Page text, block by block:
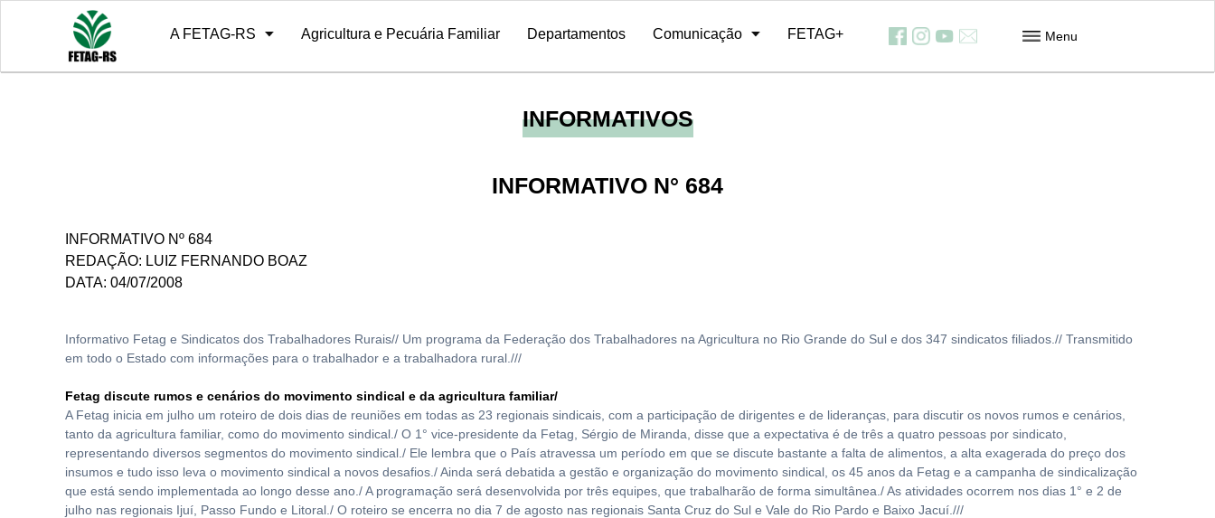
A FETAG-RS
Sobre Diretoria Estrutura História Ex-presidentes Quadro Funcional Regionais
Agricultura e Pecuária Familiar Departamentos Comunicação
10º Grito de Alerta Notícias Relatório de atividades Programa de Rádio Galeria de Fotos Informativos Contato
FETAG+ Menu
INFORMATIVOS
INFORMATIVO N° 684
INFORMATIVO Nº 684
REDAÇÃO: LUIZ FERNANDO BOAZ
DATA: 04/07/2008
Informativo Fetag e Sindicatos dos Trabalhadores Rurais// Um programa da Federação dos Trabalhadores na Agricultura no Rio Grande do Sul e dos 347 sindicatos filiados.// Transmitido
em todo o Estado com informações para o trabalhador e a trabalhadora rural.///
Fetag discute rumos e cenários do movimento sindical e da agricultura familiar/
A Fetag inicia em julho um roteiro de dois dias de reuniões em todas as 23 regionais sindicais, com a participação de dirigentes e de lideranças, para discutir os novos rumos e cenários,
tanto da agricultura familiar, como do movimento sindical./ O 1° vice-presidente da Fetag, Sérgio de Miranda, disse que a expectativa é de três a quatro pessoas por sindicato,
representando diversos segmentos do movimento sindical./ Ele lembra que o País atravessa um período em que se discute bastante a falta de alimentos, a alta exagerada do preço dos
insumos e tudo isso leva o movimento sindical a novos desafios./ Ainda será debatida a gestão e organização do movimento sindical, os 45 anos da Fetag e a campanha de sindicalização
que está sendo implementada ao longo desse ano./ A programação será desenvolvida por três equipes, que trabalharão de forma simultânea./ As atividades ocorrem nos dias 1° e 2 de
julho nas regionais Ijuí, Passo Fundo e Litoral./ O roteiro se encerra no dia 7 de agosto nas regionais Santa Cruz do Sul e Vale do Rio Pardo e Baixo Jacuí.///